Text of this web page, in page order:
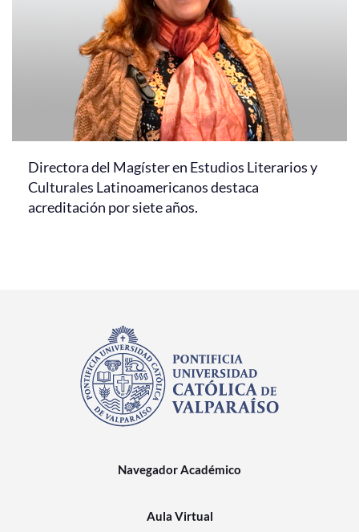
Directora del Magíster en Estudios Literarios y
Culturales Latinoamericanos destaca
acreditación por siete años.
Navegador Académico
Aula Virtual